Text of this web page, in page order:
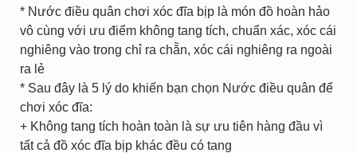
* Nước điều quân chơi xóc đĩa bịp là món đồ hoàn hảo
vô cùng với ưu điểm không tang tích, chuẩn xác, xóc cái
nghiêng vào trong chỉ ra chẵn, xóc cái nghiêng ra ngoài
ra lẻ
* Sau đây là 5 lý do khiến bạn chọn Nước điều quân để
chơi xóc đĩa:
+ Không tang tích hoàn toàn là sự ưu tiên hàng đầu vì
tất cả đồ xóc đĩa bịp khác đều có tang